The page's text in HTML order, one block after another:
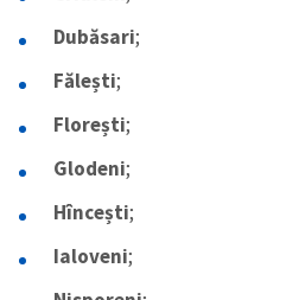
Dubăsari;
Fălești;
Florești;
Glodeni;
Hîncești;
Ialoveni;